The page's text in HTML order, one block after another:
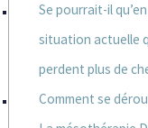
Se pourrait-il
situation actuelle
perdent plus de
Comment se